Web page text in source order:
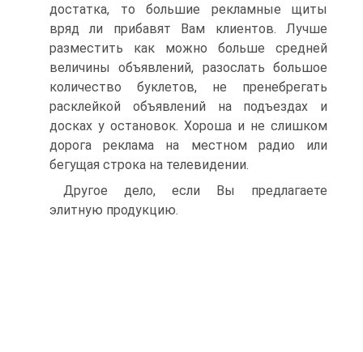
достатка, то большие рекламные щиты
вряд ли прибавят Вам клиентов. Лучше
разместить как можно больше средней
величины объявлений, разослать большое
количество буклетов, не пренебрегать
расклейкой объявлений на подъездах и
досках у остановок. Хороша и не слишком
дорога реклама на местном радио или
бегущая строка на телевидении.
Другое дело, если Вы предлагаете
элитную продукцию.